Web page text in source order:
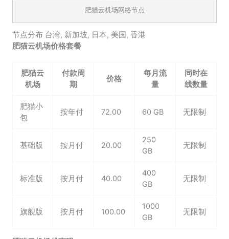
肥猫云机场网络节点
节点分布 台湾, 新加坡, 日本, 美国 , 香港
肥猫云机场价格套餐
肥猫云
机场
付款周
期
价格
每月流
量
同时在
线数量
肥猫小
包
按年付 72.00 60 GB 无限制
基础版 按月付 20.00
250
GB
无限制
标准版 按月付 40.00
400
GB
无限制
旗舰版 按月付 100.00
1000
GB
无限制